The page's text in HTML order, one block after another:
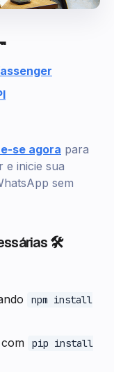
se agora para
e inicie sua
sem
🛠️
npm install
pip install